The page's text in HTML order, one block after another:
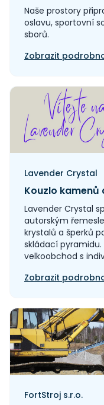
Naše prostory
oslavu, sportovní
sborů.
Zobrazit
Lavender Crystal
Kouzlo kamenů
Lavender Crystal
autorským
krystalů a šperků
skládací pyramidu.
velkoobchod s
Zobrazit
FortStroj s.r.o.